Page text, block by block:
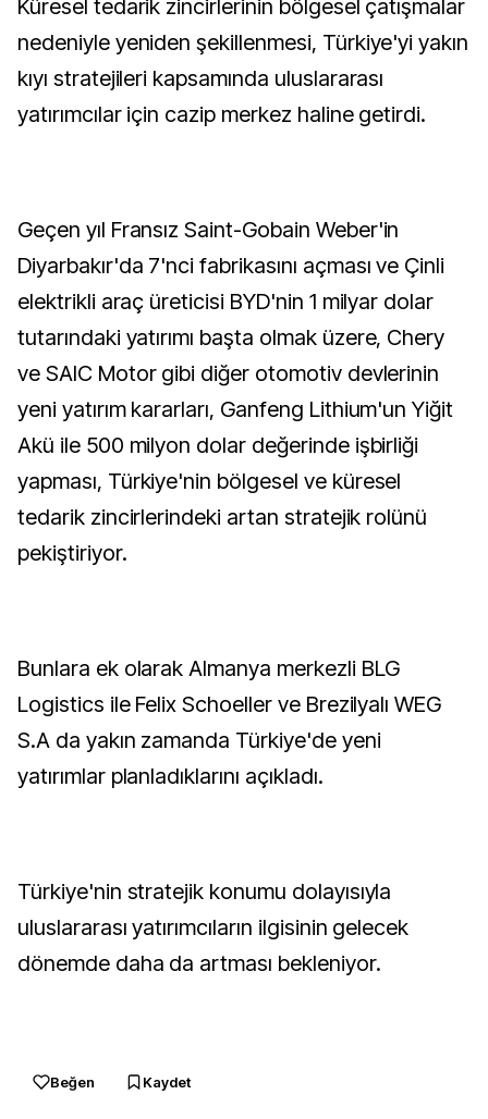
Küresel tedarik zincirlerinin bölgesel çatışmalar
nedeniyle yeniden şekillenmesi, Türkiye'yi yakın
kıyı stratejileri kapsamında uluslararası
yatırımcılar için cazip merkez haline getirdi.
Geçen yıl Fransız Saint-Gobain Weber'in
Diyarbakır'da 7'nci fabrikasını açması ve Çinli
elektrikli araç üreticisi BYD'nin 1 milyar dolar
tutarındaki yatırımı başta olmak üzere, Chery
ve SAIC Motor gibi diğer otomotiv devlerinin
yeni yatırım kararları, Ganfeng Lithium'un Yiğit
Akü ile 500 milyon dolar değerinde işbirliği
yapması, Türkiye'nin bölgesel ve küresel
tedarik zincirlerindeki artan stratejik rolünü
pekiştiriyor.
Bunlara ek olarak Almanya merkezli BLG
Logistics ile Felix Schoeller ve Brezilyalı WEG
S.A da yakın zamanda Türkiye'de yeni
yatırımlar planladıklarını açıkladı.
Türkiye'nin stratejik konumu dolayısıyla
uluslararası yatırımcıların ilgisinin gelecek
dönemde daha da artması bekleniyor.
Beğen Kaydet